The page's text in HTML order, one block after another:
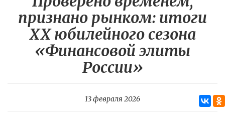
признано рынком: итоги
XX юбилейного сезона
«Финансовой элиты
России»
13 февраля 2026